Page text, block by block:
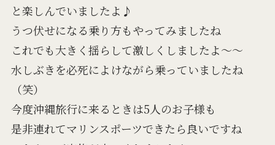
と楽しんでいましたよ♪
うつ伏せになる乗り方もやってみましたね
これでも大きく揺らして激しくしましたよ～～
水しぶきを必死によけながら乗っていましたね
（笑）
今度沖縄旅行に来るときは5人のお子様も
是非連れてマリンスポーツできたら良いですね